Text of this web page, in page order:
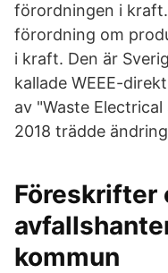
förordningen i
förordning om
i kraft. Den är
kallade WEEE-
av "Waste
2018 trädde
Föreskrifter
kommun